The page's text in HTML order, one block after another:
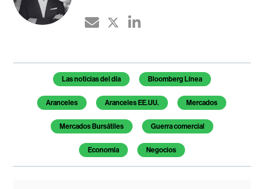
Temas de este artículo
Las noticias del día Bloomberg Línea
Aranceles Aranceles EE.UU. Mercados
Mercados Bursátiles Guerra comercial
Economía Negocios